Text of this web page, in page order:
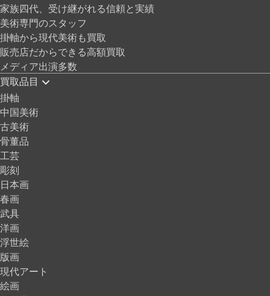
家族四代、受け継がれる信頼と実績
美術専門のスタッフ
掛軸から現代美術も買取
販売店だからできる高額買取
メディア出演多数
買取品目
掛軸
中国美術
古美術
骨董品
工芸
彫刻
日本画
春画
武具
洋画
浮世絵
版画
現代アート
絵画